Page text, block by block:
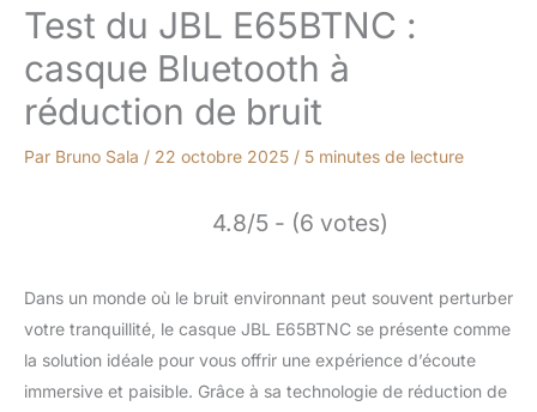
Test du JBL E65BTNC :
casque Bluetooth à
réduction de bruit
Par Bruno Sala / 22 octobre 2025 / 5 minutes de lecture
4.8/5 - (6 votes)
Dans un monde où le bruit environnant peut souvent perturber
votre tranquillité, le casque JBL E65BTNC se présente comme
la solution idéale pour vous offrir une expérience d’écoute
immersive et paisible. Grâce à sa technologie de réduction de